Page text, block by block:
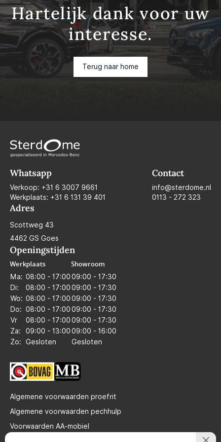
Hartelijk dank voor uw
interesse.
Terug naar home
Whatsapp
Verkoop: +31 6 3007 9661
Werkplaats: +31 6 131 39 401
Contact
info@sterdome.nl
0113 - 272 323
Adres
Scottweg 43
4462 GS Goes
Openingstijden
Werkplaats
Ma: 08:00 - 17:00
Di:
08:00 - 17:00
Wo: 08:00 - 17:00
Do: 08:00 - 17:00
Vr
08:00 - 17:00
Za:
09:00 - 13:00
Zo:
Gesloten
Showroom
09:00 - 17:30
09:00 - 17:30
09:00 - 17:30
09:00 - 17:30
09:00 - 17:30
09:00 - 16:00
Gesloten
Algemene voorwaarden proefrit
Algemene voorwaarden pechhulp
Voorwaarden AA-mobiel